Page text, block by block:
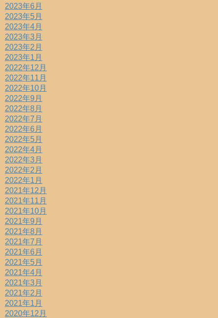
2023年6月
2023年5月
2023年4月
2023年3月
2023年2月
2023年1月
2022年12月
2022年11月
2022年10月
2022年9月
2022年8月
2022年7月
2022年6月
2022年5月
2022年4月
2022年3月
2022年2月
2022年1月
2021年12月
2021年11月
2021年10月
2021年9月
2021年8月
2021年7月
2021年6月
2021年5月
2021年4月
2021年3月
2021年2月
2021年1月
2020年12月